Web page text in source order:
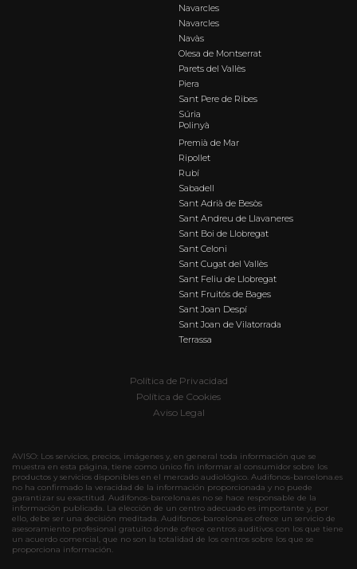
Navarcles
Navarcles
Navàs
Olesa de Montserrat
Parets del Vallès
Piera
Sant Pere de Ribes
Súria
Polinyà
Premià de Mar
Ripollet
Rubí
Sabadell
Sant Adrià de Besòs
Sant Andreu de Llavaneres
Sant Boi de Llobregat
Sant Celoni
Sant Cugat del Vallès
Sant Feliu de Llobregat
Sant Fruitós de Bages
Sant Joan Despí
Sant Joan de Vilatorrada
Terrassa
Política de Privacidad
Política de Cookies
Aviso Legal
AVISO: Los servicios, precios, imágenes y, en general toda información que se
muestra en esta página, tiene como único fin informar al consumidor sobre los
productos y servicios disponibles en el mercado audiológico. Audifonos-barcelona.es
no ha confirmado la veracidad de la información proporcionada y no puede
garantizar su exactitud. Audifonos-barcelona.es no se hace responsable de la
información publicada. La elección de un centro adecuado es importante y, por
ello, debe ser una decisión meditada. Audifonos-barcelona.es ofrece un servicio de
asesoramiento profesional gratuito donde ofrece centros auditivos con los que tiene
un acuerdo comercial, que no son la totalidad de los centros sobre los que se
proporciona información.